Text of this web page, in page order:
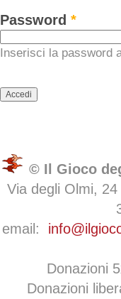
Password *
Inserisci la password
© Il Gioco
Via degli Olmi,
email:
Donazioni
Donazioni